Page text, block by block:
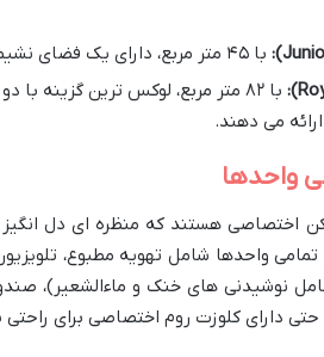
با ۴۵ متر مربع، دارای یک فضای نشیمن مجزا برای آرامش بیشتر.
با ۸۲ متر مربع، لوکس ترین گزینه
می دهند.
واحدها
اختصاصی هستند که منظره ای دل انگیز
نوشیدنی های خنک و ماءالشعیر)،
دارای کلوزت روم اختصاصی برای